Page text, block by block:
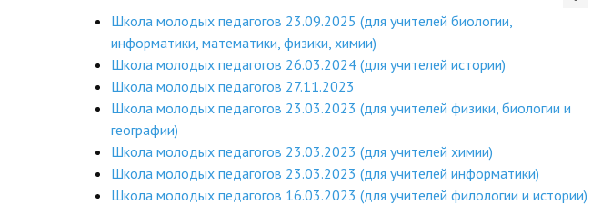
Школа молодых педагогов 23.09.2025 (для учителей биологии,
информатики, математики, физики, химии)
Школа молодых педагогов 26.03.2024 (для учителей истории)
Школа молодых педагогов 27.11.2023
Школа молодых педагогов 23.03.2023 (для учителей физики, биологии и
географии)
Школа молодых педагогов 23.03.2023 (для учителей химии)
Школа молодых педагогов 23.03.2023 (для учителей информатики)
Школа молодых педагогов 16.03.2023 (для учителей филологии и истории)